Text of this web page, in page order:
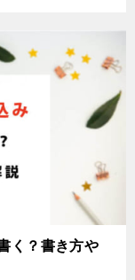
く？書き方や